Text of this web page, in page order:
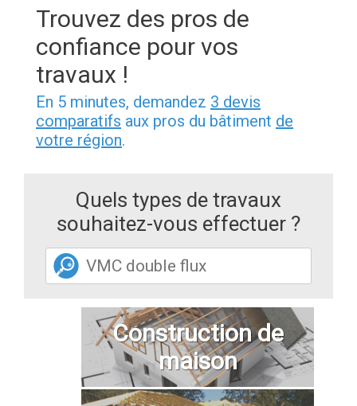
Trouvez des pros de
confiance pour vos
travaux !
En 5 minutes, demandez 3 devis
comparatifs aux pros du bâtiment de
votre région.
Quels types de travaux
souhaitez-vous effectuer ?
Construction de
maison